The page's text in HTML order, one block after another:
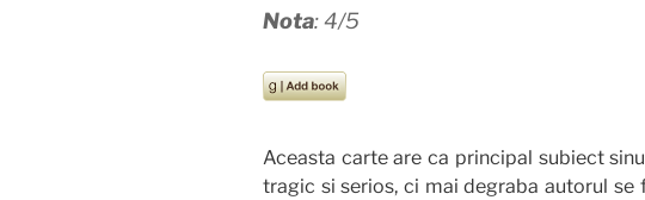
Nota: 4/5
Aceasta carte are ca principal subiect
tragic si serios, ci mai degraba autorul se